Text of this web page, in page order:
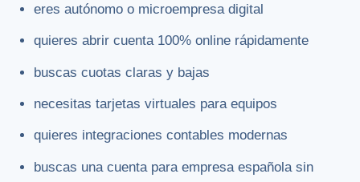
eres autónomo o microempresa digital
quieres abrir cuenta 100% online rápidamente
buscas cuotas claras y bajas
necesitas tarjetas virtuales para equipos
quieres integraciones contables modernas
buscas una cuenta para empresa española sin